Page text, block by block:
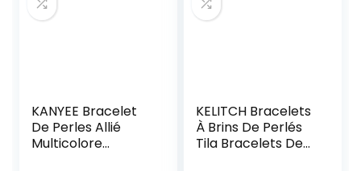
KANYEE Bracelet
De Perles Allié
Multicolore
KELITCH Bracelets
À Brins De Perlés
Tila Bracelets De